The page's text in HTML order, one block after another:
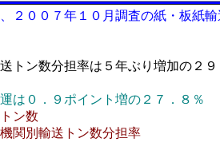
２００７年１０月調査の紙・板紙輸
トン数分担率は５年ぶり増加の２９
は０．９ポイント増の２７．８％
ン数
輸送トン数分担率